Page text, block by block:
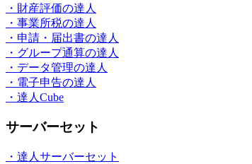
・財産評価の達人
・事業所税の達人
・申請・届出書の達人
・グループ通算の達人
・データ管理の達人
・電子申告の達人
・達人Cube
サーバーセット
・達人サーバーセット